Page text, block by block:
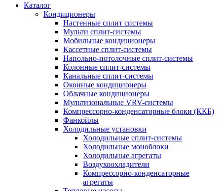
Каталог
Кондиционеры
Настенные сплит системы
Мульти сплит-системы
Мобильные кондиционеры
Кассетные сплит-системы
Напольно-потолочные сплит-системы
Колонные сплит-системы
Канальные сплит-системы
Оконные кондиционеры
Облачные кондиционеры
Мультизональные VRV-системы
Компрессорно-конденсаторные блоки (ККБ)
Фанкойлы
Холодильные установки
Холодильные сплит-системы
Холодильные моноблоки
Холодильные агрегаты
Воздухоохладители
Компрессорно-конденсаторные
агрегаты